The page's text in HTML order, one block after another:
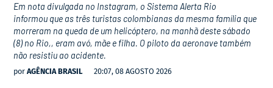
Em nota divulgada no Instagram, o Sistema Alerta Rio
informou que as três turistas colombianas da mesma família que
morreram na queda de um helicóptero, na manhã deste sábado
(8) no Rio,, eram avó, mãe e filha. O piloto da aeronave também
não resistiu ao acidente.
por AGÊNCIA BRASIL 20:07, 08 AGOSTO 2026